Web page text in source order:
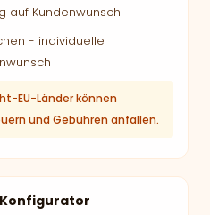
auf Kundenwunsch
- individuelle
EU-Länder können
und Gebühren anfallen.